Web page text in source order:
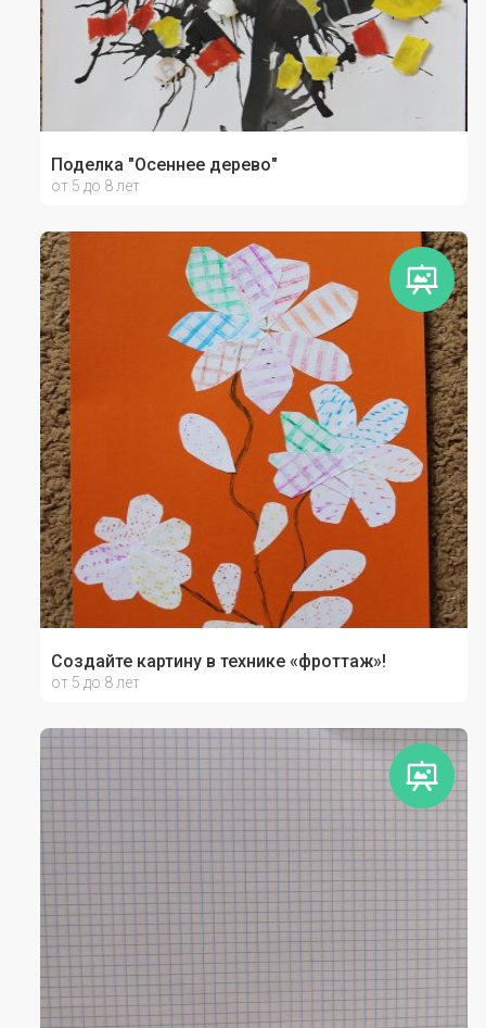
Поделка "Осеннее дерево"
от 5 до 8 лет
Создайте картину в технике «фроттаж»!
от 5 до 8 лет